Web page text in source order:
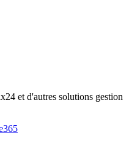
et d'autres solutions gestion